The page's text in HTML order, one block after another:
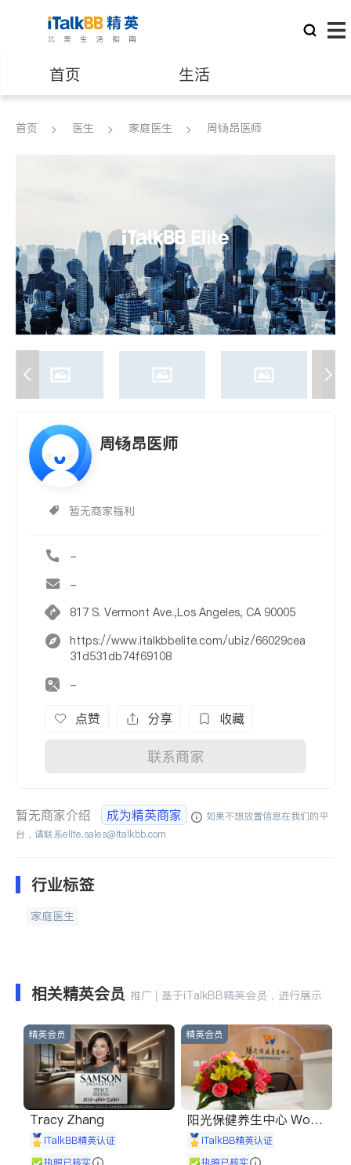
首页 生活
医生 律师
养老 非盈利组织
首页 医生 家庭医生 周钖昂医师
周钖昂医师
暂无商家福利
-
-
817 S. Vermont Ave.,Los Angeles, CA 90005
https://www.italkbbelite.com/ubiz/66029cea
31d531db74f69108
-
点赞 分享 收藏
联系商家
暂无商家介绍 成为精英商家
如果不想放置信息在我们的平
台，请联系elite.sales@italkbb.com
行业标签
家庭医生
相关精英会员 推广 | 基于iTalkBB精英会员，进行展示
精英会员
Tracy Zhang
iTalkBB精英认证
执照已核实
精英会员
阳光保健养生中心 World
shine
iTalkBB精英认证
执照已核实